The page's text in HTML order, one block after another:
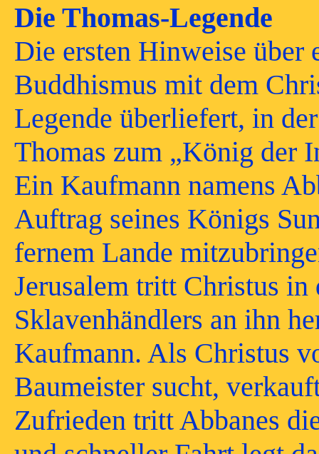
Die Thomas-Legende
Die ersten Hinweise über
Buddhismus mit dem
Legende überliefert, in
Thomas zum „König der
Ein Kaufmann namens
Auftrag seines Königs
fernem Lande
Jerusalem tritt Christus in
Sklavenhändlers an ihn
Kaufmann. Als Christus
Baumeister sucht,
Zufrieden tritt Abbanes